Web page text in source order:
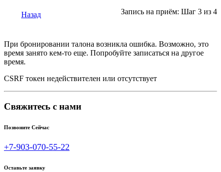
Назад Запись на приём: Шаг 3 из 4
При бронировании талона возникла ошибка. Возможно, это
время занято кем-то еще. Попробуйте записаться на другое
время.
CSRF токен недействителен или отсутствует
Свяжитесь с нами
Позвоните Сейчас
+7-903-070-55-22
Оставьте заявку